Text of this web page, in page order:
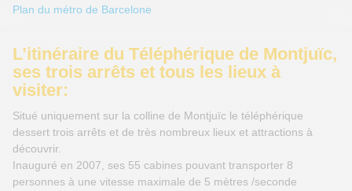
Plan du métro de Barcelone
L’itinéraire du Téléphérique de Montjuïc,
ses trois arrêts et tous les lieux à
visiter:
Situé uniquement sur la colline de Montjuïc le téléphérique
dessert trois arrêts et de très nombreux lieux et attractions à
découvrir.
Inauguré en 2007, ses 55 cabines pouvant transporter 8
personnes à une vitesse maximale de 5 mètres /seconde